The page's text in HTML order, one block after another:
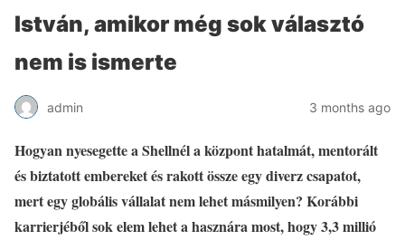
István, amikor még sok választó
nem is ismerte
admin 3 months ago
Hogyan nyesegette a Shellnél a központ hatalmát, mentorált
és biztatott embereket és rakott össze egy diverz csapatot,
mert egy globális vállalat nem lehet másmilyen? Korábbi
karrierjéből sok elem lehet a hasznára most, hogy 3,3 millió